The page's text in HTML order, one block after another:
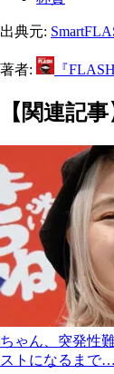
出典元:
著者: 『
【関連記事
ちゃん、突発性
ストになるま